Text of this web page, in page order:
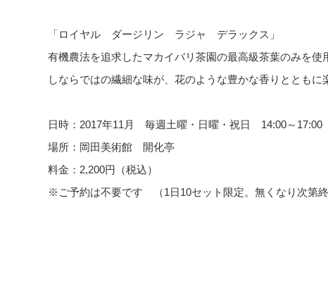
「ロイヤル ダージリン ラジャ デラックス」
有機農法を追求したマカイバリ茶園の最高級茶葉のみを
しならではの繊細な味が、花のような豊かな香りととも
日時：2017年11月 毎週土曜・日曜・祝日 14:00～17:00
場所：岡田美術館 開化亭
料金：2,200円（税込）
※ご予約は不要です （1日10セット限定。無くなり次第終